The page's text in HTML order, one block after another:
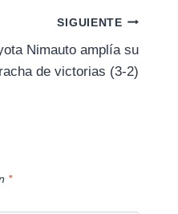
r
t
i
r
e
SIGUIENTE
Nimauto amplía su
racha de victorias (3-2)
*